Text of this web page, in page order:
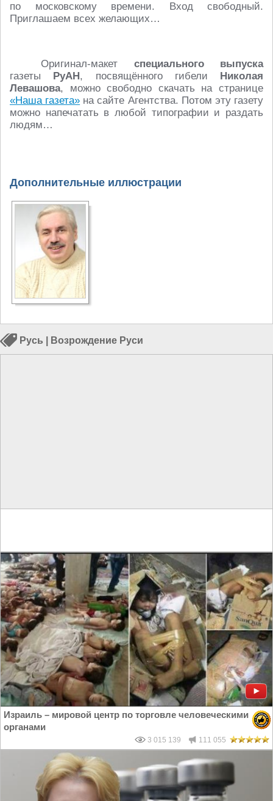
по московскому времени. Вход свободный.
Приглашаем всех желающих…
Оригинал-макет специального выпуска
газеты РуАН, посвящённого гибели Николая
Левашова, можно свободно скачать на странице
«Наша газета» на сайте Агентства. Потом эту газету
можно напечатать в любой типографии и раздать
людям…
Дополнительные иллюстрации
Русь Возрождение Руси
Израиль – мировой центр по торговле человеческими
органами
3 015 139 111 055